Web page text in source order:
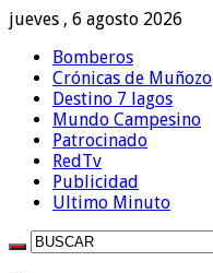
jueves , 6 agosto 2026
Bomberos
Crónicas de Muñozo
Destino 7 lagos
Mundo Campesino
Patrocinado
RedTv
Publicidad
Ultimo Minuto